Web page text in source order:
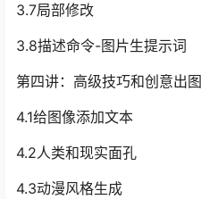
3.7局部修改
3.8描述命令-图片生提示词
第四讲：高级技巧和创意出图
4.1给图像添加文本
4.2人类和现实面孔
4.3动漫风格生成